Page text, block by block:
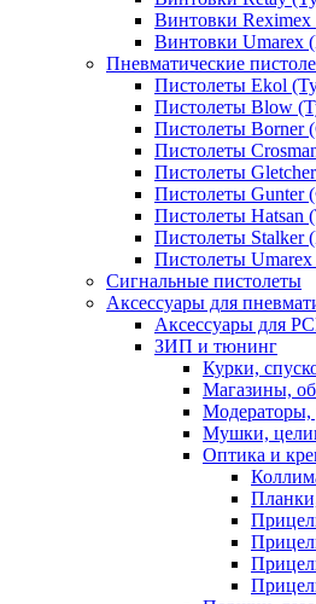
Винтовки Reximex
Винтовки Umarex
Пневматические
Пистолеты Ekol
Пистолеты Blow
Пистолеты
Пистолеты
Пистолеты
Пистолеты Gunter
Пистолеты Hatsan
Пистолеты Stalker
Пистолеты
Сигнальные пистолеты
Аксессуары для
Аксессуары для
ЗИП и тюнинг
Курки,
Магазины,
Модераторы,
Мушки,
Оптика и